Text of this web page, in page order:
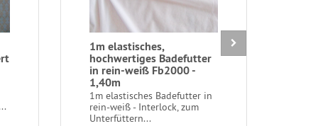
1m elastisches,
hochwertiges Badefutter
in rein-weiß Fb2000 -
1,40m
1m elastisches Badefutter in
rein-weiß - Interlock, zum
Unterfüttern...